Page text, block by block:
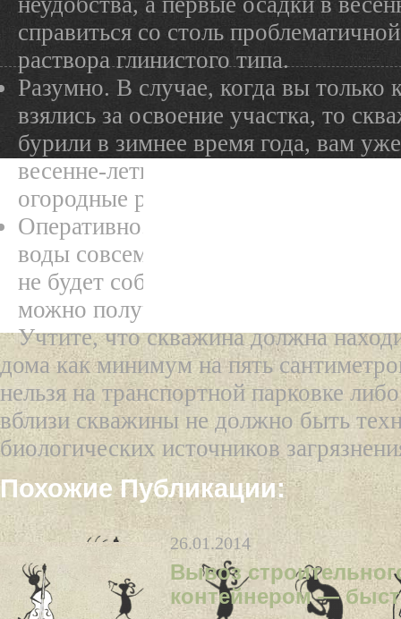
справиться со столь
раствора глинистого типа.
Разумно. В случае, когда вы только
взялись за освоение участка, то
бурили в зимнее время года, вам
весенне-летний период:
огородные работы.
Оперативно. В зимнее время года
воды совсем несущественный,
не будет собираться очередь. Так в
можно получить скважину.
Учтите, что скважина должна
дома как минимум на пять
нельзя на транспортной парковке
вблизи скважины не должно быть
биологических источников
Похожие Публикации:
26.01.2014
Вывоз
контейнером —